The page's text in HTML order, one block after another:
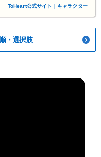
ToHeart公式サイト｜キャラクター
・選択肢